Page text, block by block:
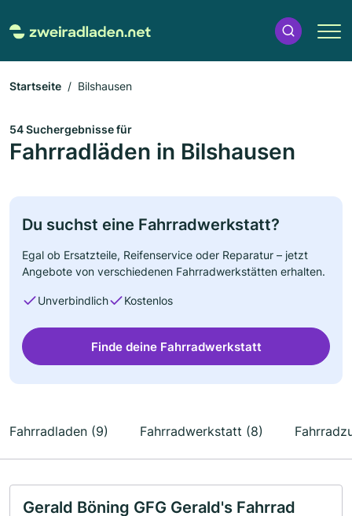
Startseite Bilshausen
54 Suchergebnisse für
Fahrradläden in Bilshausen
Du suchst eine Fahrradwerkstatt?
Egal ob Ersatzteile, Reifenservice oder Reparatur – jetzt
Angebote von verschiedenen Fahrradwerkstätten erhalten.
Unverbindlich Kostenlos
Finde deine Fahrradwerkstatt
Fahrradladen (9) Fahrradwerkstatt (8)
Gerald Böning GFG Gerald's Fahrrad